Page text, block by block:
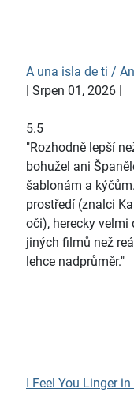
A una isla de ti /
| Srpen 01, 2026 |
5.5
"Rozhodně lepší
bohužel ani
šablonám a
prostředí (znalci
oči), herecky velmi
jiných filmů než
lehce nadprůměr."
I Feel You Linger